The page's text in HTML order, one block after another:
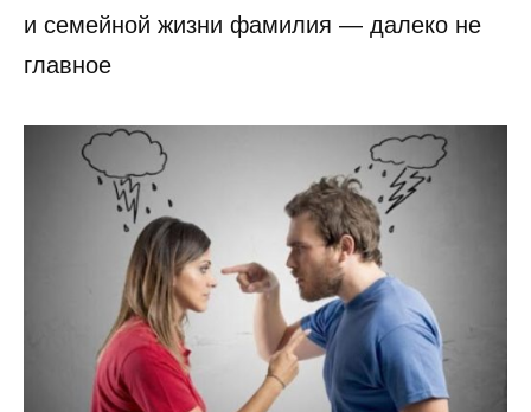
и семейной жизни фамилия — далеко не
главное